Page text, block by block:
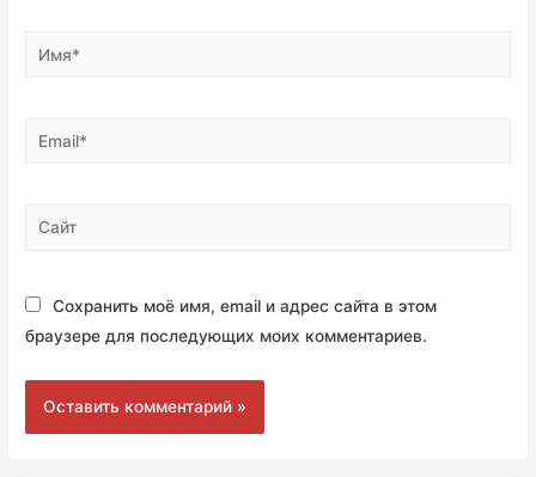
Имя*
Email*
Сайт
Сохранить моё имя, email и адрес сайта в этом
браузере для последующих моих комментариев.